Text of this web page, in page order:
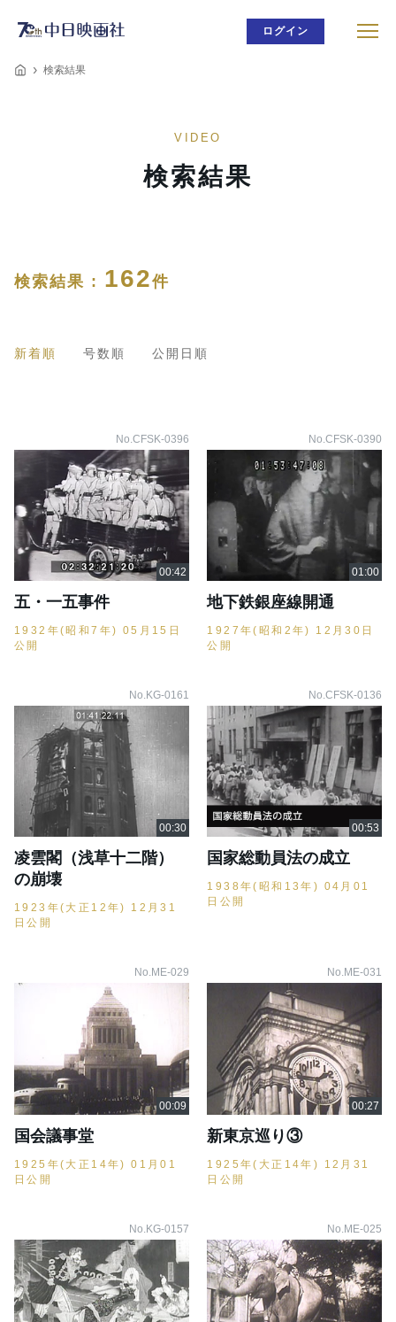
ログイン
検索結果
VIDEO
検索結果
検索結果 : 162件
新着順 号数順 公開日順
No.CFSK-0396
五・一五事件
1932年(昭和7年) 05月15日
公開
No.CFSK-0390
地下鉄銀座線開通
1927年(昭和2年) 12月30日
公開
No.KG-0161
凌雲閣（浅草十二階）
の崩壊
1923年(大正12年) 12月31
日公開
No.CFSK-0136
国家総動員法の成立
1938年(昭和13年) 04月01
日公開
No.ME-029
国会議事堂
1925年(大正14年) 01月01
日公開
No.ME-031
新東京巡り③
1925年(大正14年) 12月31
日公開
No.KG-0157 No.ME-025